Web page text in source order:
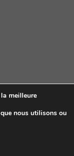
meilleure
nous utilisons ou